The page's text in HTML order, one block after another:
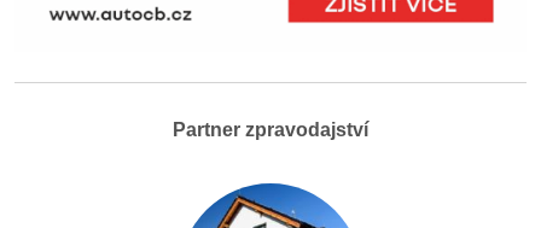
Partner zpravodajství